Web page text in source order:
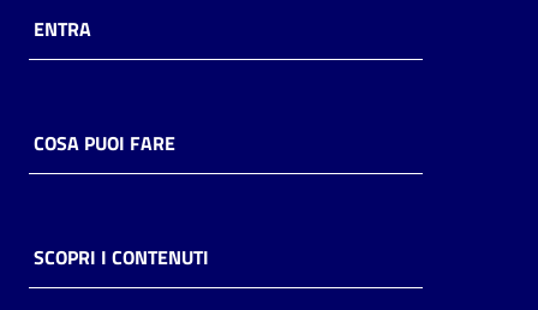
Archivio
ENTRA
COSA PUOI FARE
SCOPRI I CONTENUTI